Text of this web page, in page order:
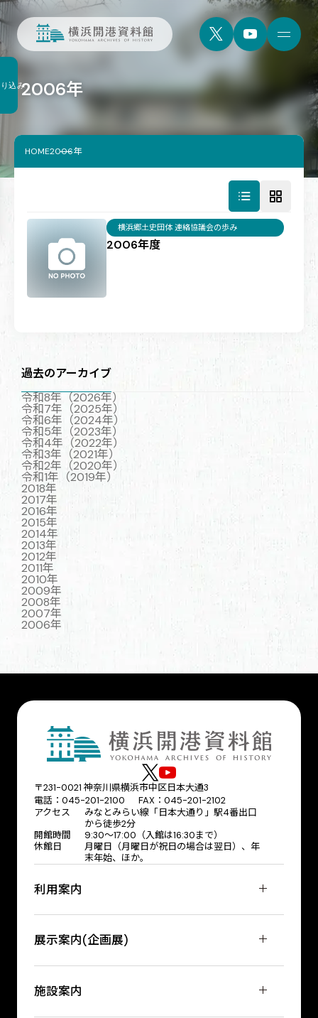
2006年
HOME2006年
2006年度
横浜郷土史団体 連絡協議会の歩み
込み
過去のアーカイブ
令和8年（2026年）
令和7年（2025年）
令和6年（2024年）
令和5年（2023年）
令和4年（2022年）
令和3年（2021年）
令和2年（2020年）
令和1年（2019年）
2018年
2017年
2016年
2015年
2014年
2013年
2012年
2011年
2010年
2009年
2008年
2007年
2006年
〒231-0021 神奈川県横浜市中区日本大通3
電話：045-201-2100 FAX：045-201-2102
アクセス
みなとみらい線「日本大通り」駅4番出口
から徒歩2分
開館時間
9:30〜17:00（入館は16:30まで）
休館日
月曜日（月曜日が祝日の場合は翌日）、年
末年始、ほか。
利用案内
展示案内(企画展)
施設案内